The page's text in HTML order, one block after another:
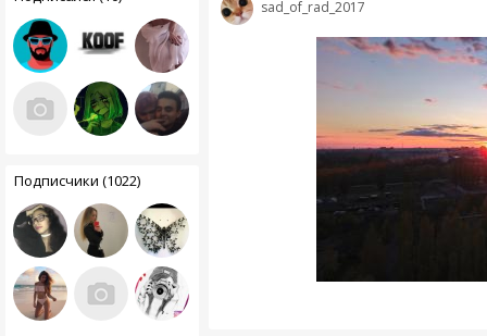
Подписчики (1022)
sad_of_rad_2017